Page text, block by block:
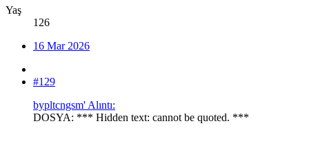
Yaş
126
16 Mar 2026
#129
bypltcngsm' Alıntı:
DOSYA: *** Hidden text: cannot be quoted. ***